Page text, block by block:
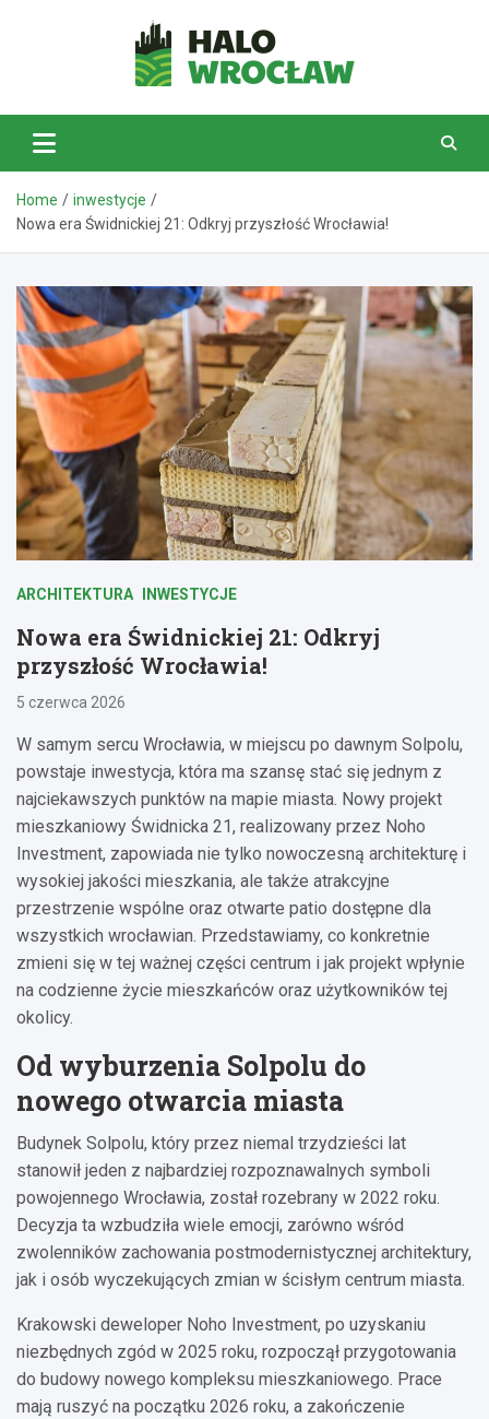
HaloWrocław.pl
Home
inwestycje
Nowa era Świdnickiej 21: Odkryj przyszłość Wrocławia!
ARCHITEKTURA INWESTYCJE
Nowa era Świdnickiej 21: Odkryj
przyszłość Wrocławia!
5 czerwca 2026
W samym sercu Wrocławia, w miejscu po dawnym Solpolu,
powstaje inwestycja, która ma szansę stać się jednym z
najciekawszych punktów na mapie miasta. Nowy projekt
mieszkaniowy Świdnicka 21, realizowany przez Noho
Investment, zapowiada nie tylko nowoczesną architekturę i
wysokiej jakości mieszkania, ale także atrakcyjne
przestrzenie wspólne oraz otwarte patio dostępne dla
wszystkich wrocławian. Przedstawiamy, co konkretnie
zmieni się w tej ważnej części centrum i jak projekt wpłynie
na codzienne życie mieszkańców oraz użytkowników tej
okolicy.
Od wyburzenia Solpolu do
nowego otwarcia miasta
Budynek Solpolu, który przez niemal trzydzieści lat
stanowił jeden z najbardziej rozpoznawalnych symboli
powojennego Wrocławia, został rozebrany w 2022 roku.
Decyzja ta wzbudziła wiele emocji, zarówno wśród
zwolenników zachowania postmodernistycznej architektury,
jak i osób wyczekujących zmian w ścisłym centrum miasta.
Krakowski deweloper Noho Investment, po uzyskaniu
niezbędnych zgód w 2025 roku, rozpoczął przygotowania
do budowy nowego kompleksu mieszkaniowego. Prace
mają ruszyć na początku 2026 roku, a zakończenie